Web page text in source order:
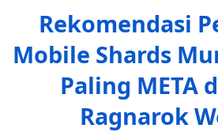
Rekomendasi
Mobile Shards
Paling META
Ragnarok